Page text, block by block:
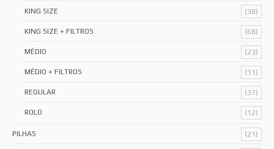
KING SIZE (38)
KING SIZE + FILTROS (68)
MÉDIO (23)
MÉDIO + FILTROS (11)
REGULAR (37)
ROLO (12)
PILHAS (21)